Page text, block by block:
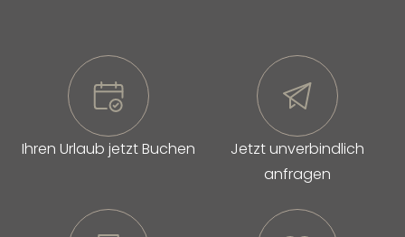
Ihren Urlaub jetzt Buchen
Jetzt unverbindlich
anfragen